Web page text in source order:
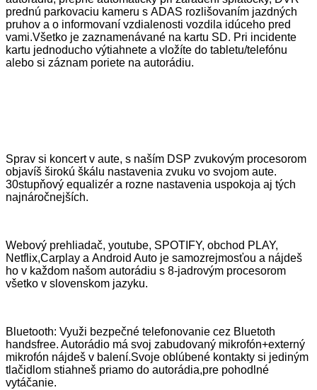
prednú parkovaciu kameru s ADAS rozlišovaním jazdných
pruhov a o informovaní vzdialenosti vozdila idúceho pred
vami.Všetko je zaznamenávané na kartu SD. Pri incidente
kartu jednoducho výtiahnete a vložíte do tabletu/telefónu
alebo si záznam poriete na autorádiu.
Sprav si koncert v aute, s naším DSP zvukovým procesorom
objavíš širokú škálu nastavenia zvuku vo svojom aute.
30stupňový equalizér a rozne nastavenia uspokoja aj tých
najnáročnejších.
Webový prehliadač, youtube, SPOTIFY, obchod PLAY,
Netflix,Carplay a Android Auto je samozrejmosťou a nájdeš
ho v každom našom autorádiu s 8-jadrovým procesorom
všetko v slovenskom jazyku.
Bluetooth: Využi bezpečné telefonovanie cez Bluetoth
handsfree. Autorádio má svoj zabudovaný mikrofón+externý
mikrofón nájdeš v balení.Svoje oblúbené kontakty si jediným
tlačidlom stiahneš priamo do autorádia,pre pohodlné
vytáčanie.